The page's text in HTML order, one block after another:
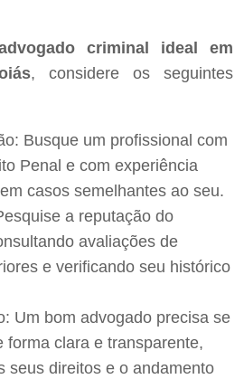
criminal ideal em
, considere os seguintes
Busque um profissional com
Penal e com experiência
casos semelhantes ao seu.
a reputação do
avaliações de
e verificando seu histórico
Um bom advogado precisa se
forma clara e transparente,
seus direitos e o andamento